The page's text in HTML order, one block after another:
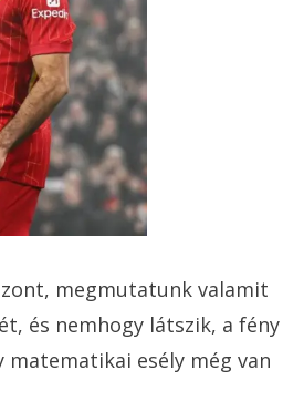
megmutatunk valamit
és nemhogy látszik, a fény
esély még van